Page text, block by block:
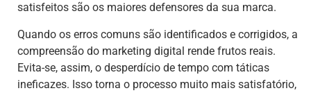
satisfeitos são os maiores defensores da sua marca.
Quando os erros comuns são identificados e corrigidos, a
compreensão do marketing digital rende frutos reais.
Evita-se, assim, o desperdício de tempo com táticas
ineficazes. Isso torna o processo muito mais satisfatório,